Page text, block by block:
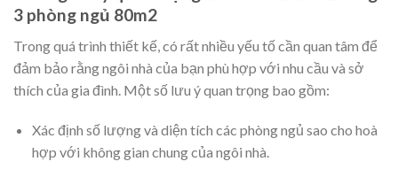
Sau khi tính riêng từng khoản chi phí trên, bạn cần có bảng
tổng hợp để tính tổng ngân sách xây dựng cho ngôi nhà. Bạn
nên cân nhắc kỹ và tham khảo ý kiến của các chuyên gia xây
dựng để đảm bảo ngân sách xây dựng được sử dụng một
Những lưu ý quan trọng khi thiết kế nhà 2 tầng
3 phòng ngủ 80m2